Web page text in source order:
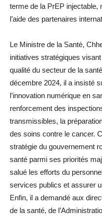
terme de la PrEP injectable,
l’aide des partenaires
Le Ministre de la Santé,
initiatives stratégiques
qualité du secteur de la
décembre 2024, il a insisté
l’innovation numérique en
renforcement des
transmissibles, la
des soins contre le cancer.
stratégie du gouvernement
santé parmi ses priorités
salué les efforts du
services publics et assurer
Enfin, il a demandé aux
de la santé, de